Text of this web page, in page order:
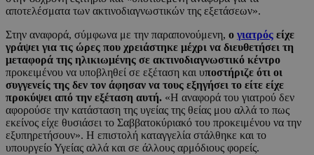
αποτελέσματα των ακτινοδιαγνωστικών της εξετάσεων».
Στην αναφορά, σύμφωνα με την παραπονούμενη, ο γιατρός είχε
γράψει για τις ώρες που χρειάστηκε μέχρι να διευθετήσει τη
μεταφορά της ηλικιωμένης σε ακτινοδιαγνωστικό κέντρο
προκειμένου να υποβληθεί σε εξέταση και υποστήριζε ότι οι
συγγενείς της δεν τον άφησαν να τους εξηγήσει το είτε είχε
προκύψει από την εξέταση αυτή. «Η αναφορά του γιατρού δεν
αφορούσε την κατάσταση της υγείας της θείας μου αλλά το πως
εκείνος είχε θυσιάσει το Σαββατοκύριακό του προκειμένου να την
εξυπηρετήσουν». Η επιστολή καταγγελία στάλθηκε και το
υπουργείο Υγείας αλλά και σε άλλους αρμόδιους φορείς.